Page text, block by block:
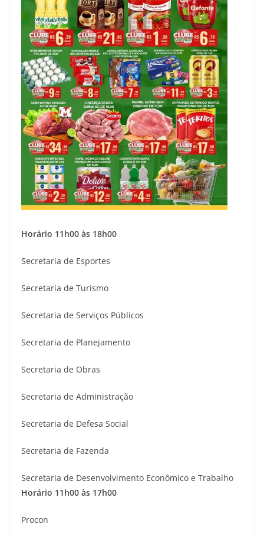
Horário 11h00 às 18h00
Secretaria de Esportes
Secretaria de Turismo
Secretaria de Serviços Públicos
Secretaria de Planejamento
Secretaria de Obras
Secretaria de Administração
Secretaria de Defesa Social
Secretaria de Fazenda
Secretaria de Desenvolvimento Econômico e Trabalho
Horário 11h00 às 17h00
Procon